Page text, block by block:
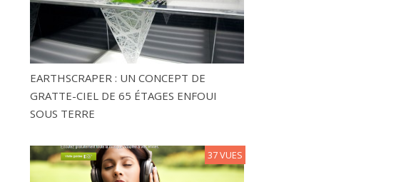
EARTHSCRAPER : UN CONCEPT DE
GRATTE-CIEL DE 65 ÉTAGES ENFOUI
SOUS TERRE
37 VUES